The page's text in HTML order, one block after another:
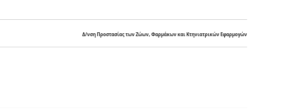
Δ/νση Προστασίας των Ζώων, Φαρμάκων και Κτηνιατρικών Εφαρμογών